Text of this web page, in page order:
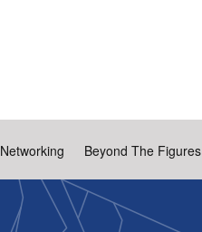
Networking Beyond The Figures